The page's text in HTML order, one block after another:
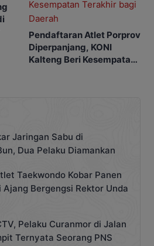
Pendaftaran Atlet Porprov
Diperpanjang, KONI
Kalteng Beri Kesempatan
Jaringan Sabu di
Dua Pelaku Diamankan
Taekwondo Kobar Panen
Ajang Bergengsi Rektor Unda
Pelaku Curanmor di Jalan
Ternyata Seorang PNS